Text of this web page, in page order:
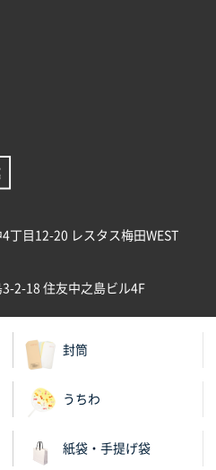
の指示
データが残っている点が良か
丁目12-20 レスタス梅田WEST
2-18 住友中之島ビル4F
封筒
うちわ
紙袋・手提げ袋